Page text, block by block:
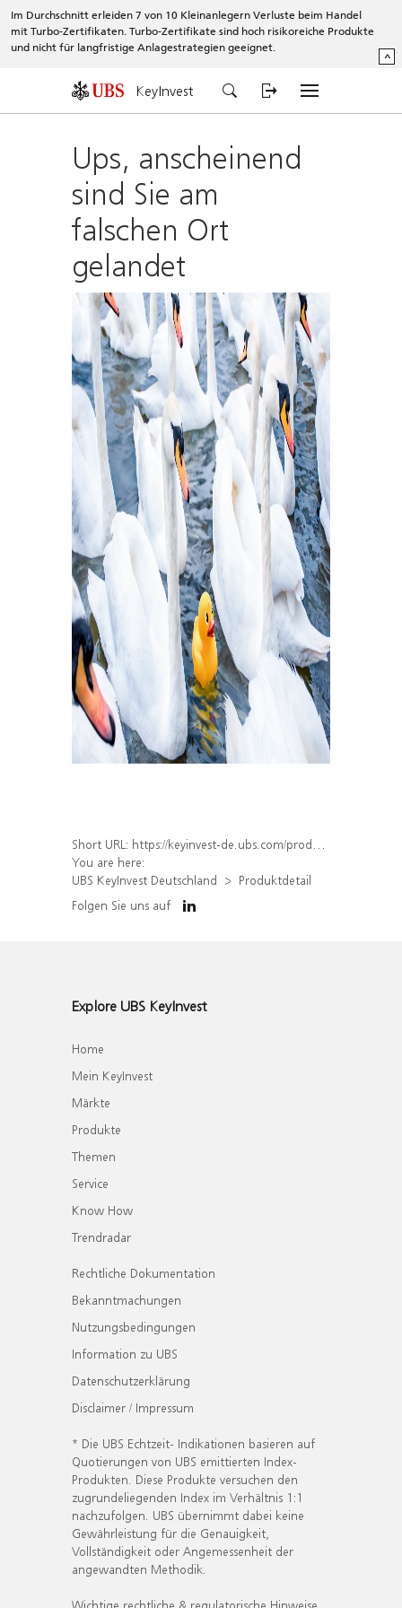
Im Durchschnitt erleiden 7 von 10 Kleinanlegern Verluste beim Handel
mit Turbo-Zertifikaten. Turbo-Zertifikate sind hoch risikoreiche Produkte
und nicht für langfristige Anlagestrategien geeignet.
^
KeyInvest
Ups, anscheinend
sind Sie am
falschen Ort
gelandet
Short URL: https://keyinvest-de.ubs.com/produkt/detail/index/isin/DE000WA8VN74
You are here:
UBS KeyInvest Deutschland
Produktdetail
Folgen Sie uns auf
Explore UBS KeyInvest
Home
Mein KeyInvest
Märkte
Produkte
Themen
Service
Know How
Trendradar
Rechtliche Dokumentation
Bekanntmachungen
Nutzungsbedingungen
Information zu UBS
Datenschutzerklärung
Disclaimer / Impressum
* Die UBS Echtzeit- Indikationen basieren auf
Quotierungen von UBS emittierten Index-
Produkten. Diese Produkte versuchen den
zugrundeliegenden Index im Verhältnis 1:1
nachzufolgen. UBS übernimmt dabei keine
Gewährleistung für die Genauigkeit,
Vollständigkeit oder Angemessenheit der
angewandten Methodik.